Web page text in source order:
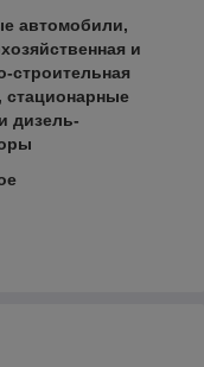
автомобили,
и
строительная
стационарные
дизель-